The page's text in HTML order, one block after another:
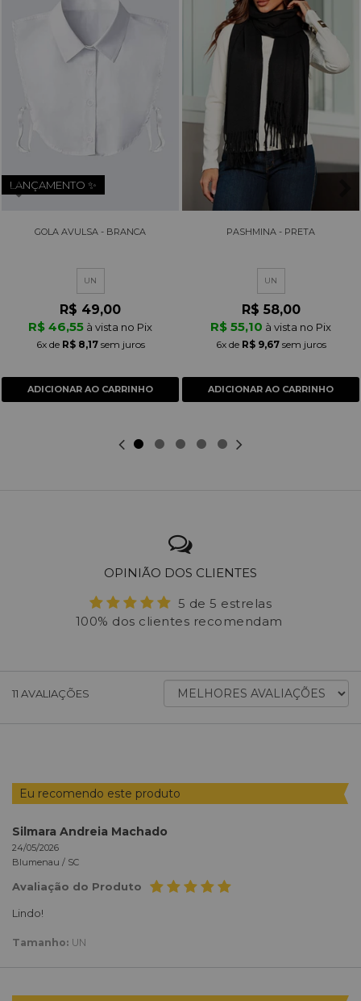
LANÇAMENTO ✨
GOLA AVULSA - BRANCA
UN
R$ 49,00
R$ 46,55 à vista no Pix
6xde R$ 8,17sem juros
ADICIONAR AO CARRINHO
PASHMINA - PRETA
UN
R$ 58,00
R$ 55,10 à vista no Pix
6xde R$ 9,67sem juros
ADICIONAR AO CARRINHO
OPINIÃO DOS CLIENTES
5 de 5 estrelas
100% dos clientes recomendam
11 AVALIAÇÕES
ORDENAR
AVALIAÇÕES
Eu recomendo este produto
Silmara Andreia Machado
24/05/2026
Blumenau / SC
Avaliação do Produto
Lindo!
Tamanho: UN